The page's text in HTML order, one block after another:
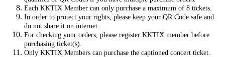
Each KKTIX Member can only purchase a maximum of 8 tickets.
In order to protect your rights, please keep your QR Code safe and
do not share it on internet.
For checking your orders, please register KKTIX member before
purchasing ticket(s).
Only KKTIX Members can purchase the captioned concert ticket.